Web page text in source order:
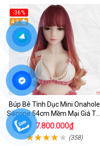
-36%
4.3
Búp Bê Tình Dục Mini Onahole
Silicone 54cm Mềm Mại Giá Tốt
Đáng Mua
7.800.000₫
(358)